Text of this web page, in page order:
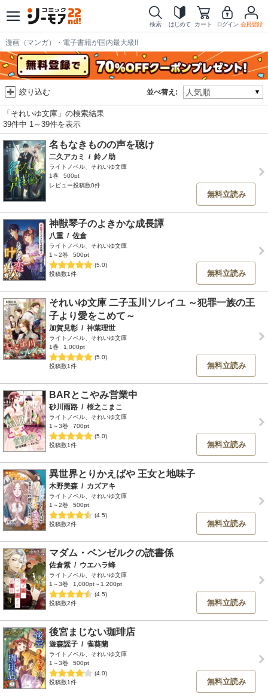
検索 はじめて カート ログイン 会員登録
漫画（マンガ）・電子書籍が国内最大級!!
並べ替え:
絞り込む
「それいゆ文庫」の検索結果
39件中 1～39件を表示
名もなきものの声を聴け
二久アカミ / 鈴ノ助
ライトノベル、それいゆ文庫
1巻
500pt
レビュー投稿数0件
無料立読み
神獣琴子のよきかな成長譚
八重 / 佐倉
ライトノベル、それいゆ文庫
1～2巻
500pt
(5.0)
投稿数1件
無料立読み
それいゆ文庫 二子玉川ソレイユ ～犯罪一族の王
子より愛をこめて～
加賀見彰 / 神葉理世
ライトノベル、それいゆ文庫
1巻
1,000pt
(5.0)
投稿数1件
無料立読み
BARとこやみ営業中
砂川雨路 / 桜之こまこ
ライトノベル、それいゆ文庫
1～3巻
700pt
(5.0)
投稿数1件
無料立読み
異世界とりかえばや 王女と地味子
木野美森 / カズアキ
ライトノベル、それいゆ文庫
1～2巻
500pt
(4.5)
投稿数2件
無料立読み
マダム・ベンゼルクの読書係
佐倉紫 / ウエハラ蜂
ライトノベル、それいゆ文庫
1～3巻
1,000pt～1,200pt
(4.5)
投稿数2件
無料立読み
後宮まじない珈琲店
遊森謡子 / 雀葵蘭
ライトノベル、それいゆ文庫
1～3巻
500pt
(4.0)
投稿数1件
無料立読み